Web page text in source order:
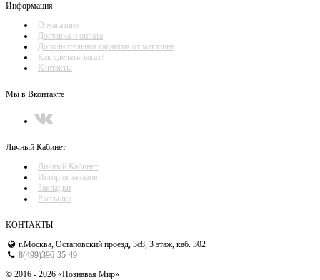
Информация
О магазине
Доставка и оплата
Дополнительная гарантия от магазина
Как сделать заказ?
Контакты
Мы в Вконтакте
Личный Кабинет
Личный Кабинет
История заказов
Закладки
Рассылка
КОНТАКТЫ
г.Москва, Остаповский проезд, 3с8, 3 этаж, каб. 302
8(499)396-35-49
© 2016 - 2026 «Познавая Мир»